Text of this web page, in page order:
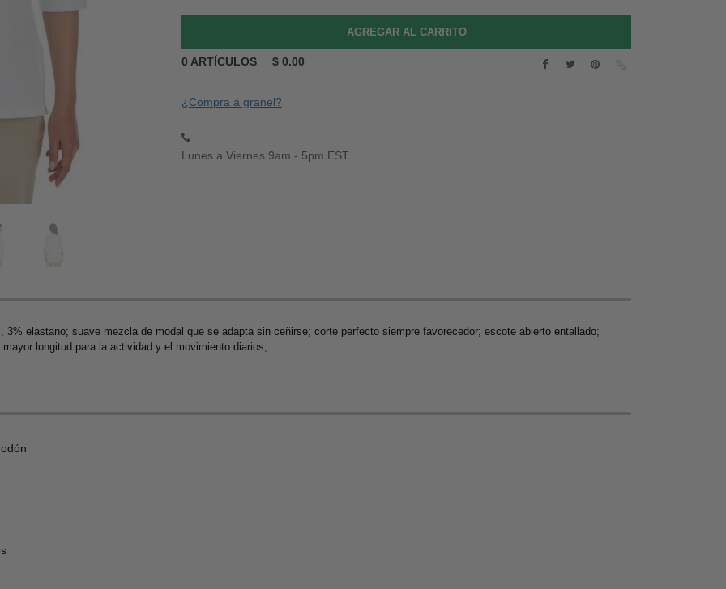
0 ARTÍCULOS $ 0.00
¿Compra a granel?
Lunes a Viernes 9am - 5pm EST
3% elastano; suave mezcla de modal que se adapta sin ceñirse; corte perfecto siempre favorecedor; escote abierto entallado;
longitud para la actividad y el movimiento diarios;